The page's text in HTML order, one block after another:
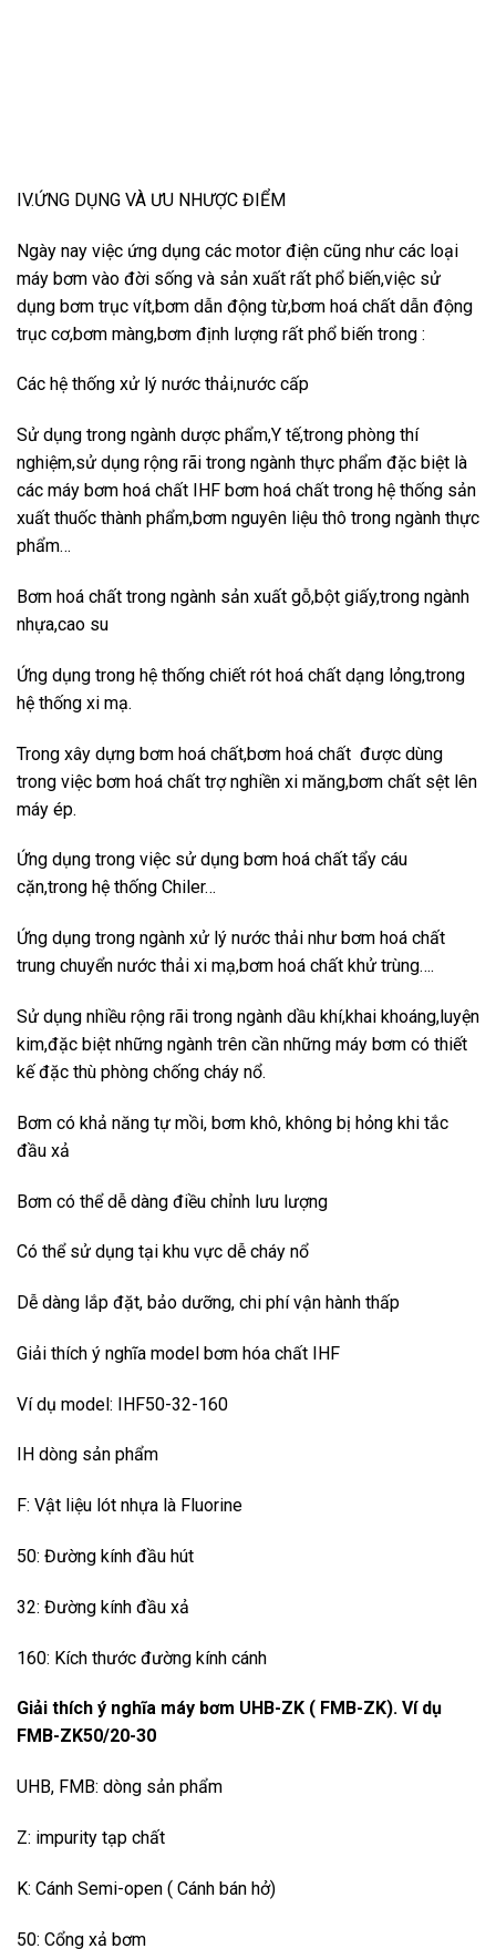
IV.ỨNG DỤNG VÀ ƯU NHƯỢC ĐIỂM
Ngày nay việc ứng dụng các motor điện cũng như các loại
máy bơm vào đời sống và sản xuất rất phổ biến,việc sử
dụng bơm trục vít,bơm dẫn động từ,bơm hoá chất dẫn động
trục cơ,bơm màng,bơm định lượng rất phổ biến trong :
Các hệ thống xử lý nước thải,nước cấp
Sử dụng trong ngành dược phẩm,Y tế,trong phòng thí
nghiệm,sử dụng rộng rãi trong ngành thực phẩm đặc biệt là
các máy bơm hoá chất IHF bơm hoá chất trong hệ thống sản
xuất thuốc thành phẩm,bơm nguyên liệu thô trong ngành thực
phẩm…
Bơm hoá chất trong ngành sản xuất gỗ,bột giấy,trong ngành
nhựa,cao su
Ứng dụng trong hệ thống chiết rót hoá chất dạng lỏng,trong
hệ thống xi mạ.
Trong xây dựng bơm hoá chất,bơm hoá chất được dùng
trong việc bơm hoá chất trợ nghiền xi măng,bơm chất sệt lên
máy ép.
Ứng dụng trong việc sử dụng bơm hoá chất tẩy cáu
cặn,trong hệ thống Chiler…
Ứng dụng trong ngành xử lý nước thải như bơm hoá chất
trung chuyển nước thải xi mạ,bơm hoá chất khử trùng….
Sử dụng nhiều rộng rãi trong ngành dầu khí,khai khoáng,luyện
kim,đặc biệt những ngành trên cần những máy bơm có thiết
kế đặc thù phòng chống cháy nổ.
Bơm có khả năng tự mồi, bơm khô, không bị hỏng khi tắc
đầu xả
Bơm có thể dễ dàng điều chỉnh lưu lượng
Có thể sử dụng tại khu vực dễ cháy nổ
Dễ dàng lắp đặt, bảo dưỡng, chi phí vận hành thấp
Giải thích ý nghĩa model bơm hóa chất IHF
Ví dụ model: IHF50-32-160
IH dòng sản phẩm
F: Vật liệu lót nhựa là Fluorine
50: Đường kính đầu hút
32: Đường kính đầu xả
160: Kích thước đường kính cánh
Giải thích ý nghĩa máy bơm UHB-ZK ( FMB-ZK). Ví dụ
FMB-ZK50/20-30
UHB, FMB: dòng sản phẩm
Z: impurity tạp chất
K: Cánh Semi-open ( Cánh bán hở)
50: Cổng xả bơm